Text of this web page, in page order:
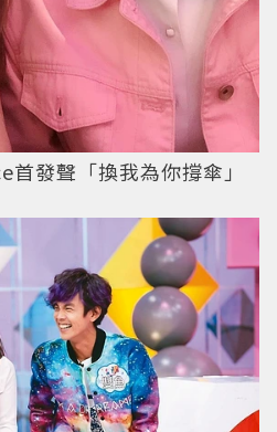
首發聲「換我為你撐傘」